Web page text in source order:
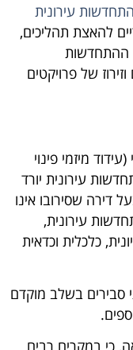
עירונית
להאצת תהליכים,
ההתחדשות
של פרויקטים
מיזמי פינוי
של התחדשות עירונית יורד
בעל דירה שסירובו אינו
עירונית,
כלכלית וכדאית
סבירים בשלב מוקדם